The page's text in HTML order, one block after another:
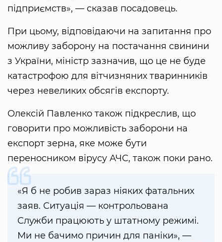
підприємств», — сказав посадовець.
При цьому, відповідаючи на запитання про
можливу заборону на постачання свинини
з України, міністр зазначив, що це не буде
катастрофою для вітчизняних тваринників
через невеликих обсягів експорту.
Олексій Павленко також підкреслив, що
говорити про можливість заборони на
експорт зерна, яке може бути
переносником вірусу АЧС, також поки рано.
«Я б не робив зараз ніяких фатальних
заяв. Ситуація — контрольована
Служби працюють у штатному режимі.
Ми не бачимо причин для паніки», —